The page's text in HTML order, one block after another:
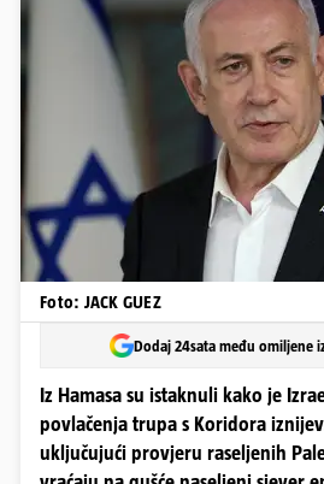
Foto: JACK GUEZ
Dodaj 24sata među omiljene
Iz Hamasa su istaknuli kako je
povlačenja trupa s Koridora
uključujući provjeru raseljenih